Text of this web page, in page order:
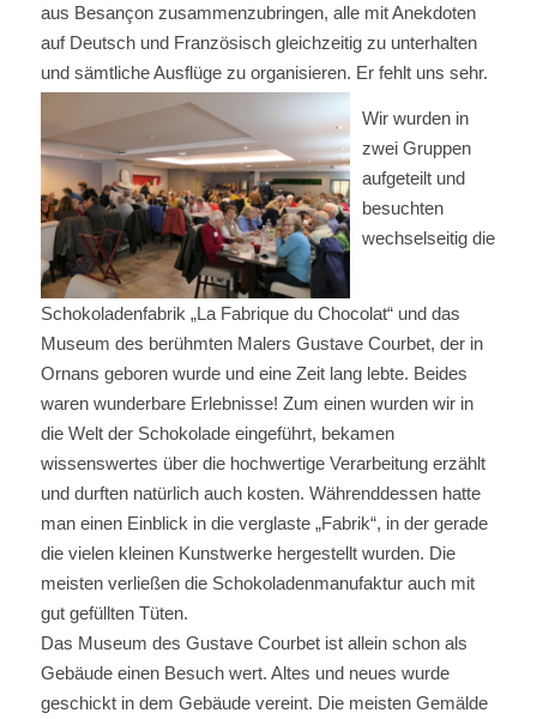
aus Besançon zusammenzubringen, alle mit Anekdoten
auf Deutsch und Französisch gleichzeitig zu unterhalten
und sämtliche Ausflüge zu organisieren. Er fehlt uns sehr.
Wir wurden in
zwei Gruppen
aufgeteilt und
besuchten
wechselseitig die
Schokoladenfabrik „La Fabrique du Chocolat“ und das
Museum des berühmten Malers Gustave Courbet, der in
Ornans geboren wurde und eine Zeit lang lebte. Beides
waren wunderbare Erlebnisse! Zum einen wurden wir in
die Welt der Schokolade eingeführt, bekamen
wissenswertes über die hochwertige Verarbeitung erzählt
und durften natürlich auch kosten. Währenddessen hatte
man einen Einblick in die verglaste „Fabrik“, in der gerade
die vielen kleinen Kunstwerke hergestellt wurden. Die
meisten verließen die Schokoladenmanufaktur auch mit
gut gefüllten Tüten.
Das Museum des Gustave Courbet ist allein schon als
Gebäude einen Besuch wert. Altes und neues wurde
geschickt in dem Gebäude vereint. Die meisten Gemälde